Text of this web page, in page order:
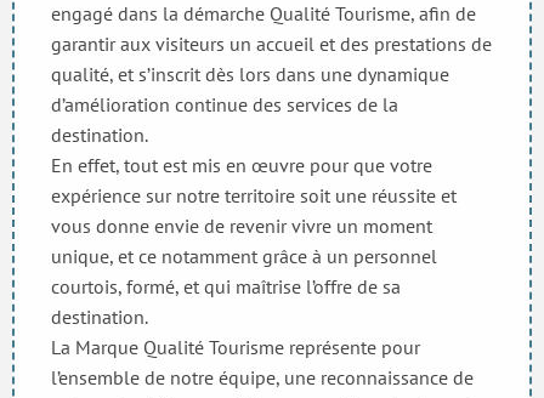
engagé dans la démarche Qualité Tourisme, afin de
garantir aux visiteurs un accueil et des prestations de
qualité, et s’inscrit dès lors dans une dynamique
d’amélioration continue des services de la
destination.
En effet, tout est mis en œuvre pour que votre
expérience sur notre territoire soit une réussite et
vous donne envie de revenir vivre un moment
unique, et ce notamment grâce à un personnel
courtois, formé, et qui maîtrise l’offre de sa
destination.
La Marque Qualité Tourisme représente pour
l’ensemble de notre équipe, une reconnaissance de